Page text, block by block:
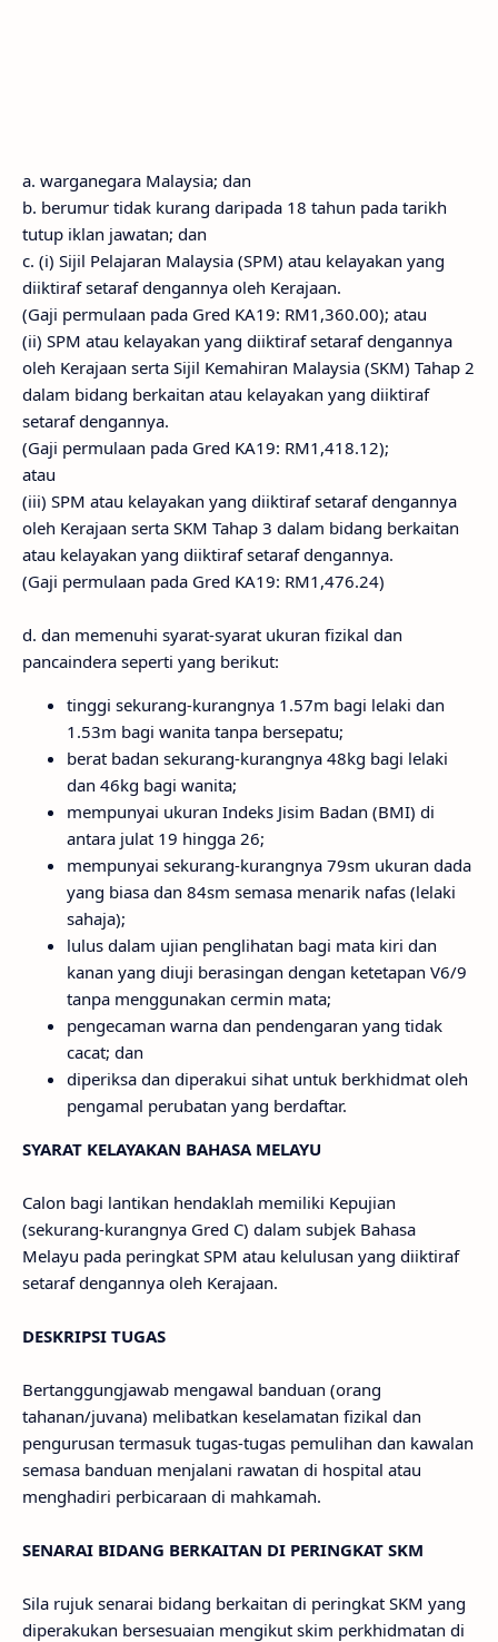
a. warganegara Malaysia; dan
b. berumur tidak kurang daripada 18 tahun pada tarikh
tutup iklan jawatan; dan
c. (i) Sijil Pelajaran Malaysia (SPM) atau kelayakan yang
diiktiraf setaraf dengannya oleh Kerajaan.
(Gaji permulaan pada Gred KA19: RM1,360.00); atau
(ii) SPM atau kelayakan yang diiktiraf setaraf dengannya
oleh Kerajaan serta Sijil Kemahiran Malaysia (SKM) Tahap 2
dalam bidang berkaitan atau kelayakan yang diiktiraf
setaraf dengannya.
(Gaji permulaan pada Gred KA19: RM1,418.12);
atau
(iii) SPM atau kelayakan yang diiktiraf setaraf dengannya
oleh Kerajaan serta SKM Tahap 3 dalam bidang berkaitan
atau kelayakan yang diiktiraf setaraf dengannya.
(Gaji permulaan pada Gred KA19: RM1,476.24)
d. dan memenuhi syarat-syarat ukuran fizikal dan
pancaindera seperti yang berikut:
tinggi sekurang-kurangnya 1.57m bagi lelaki dan
1.53m bagi wanita tanpa bersepatu;
berat badan sekurang-kurangnya 48kg bagi lelaki
dan 46kg bagi wanita;
mempunyai ukuran Indeks Jisim Badan (BMI) di
antara julat 19 hingga 26;
mempunyai sekurang-kurangnya 79sm ukuran dada
yang biasa dan 84sm semasa menarik nafas (lelaki
sahaja);
lulus dalam ujian penglihatan bagi mata kiri dan
kanan yang diuji berasingan dengan ketetapan V6/9
tanpa menggunakan cermin mata;
pengecaman warna dan pendengaran yang tidak
cacat; dan
diperiksa dan diperakui sihat untuk berkhidmat oleh
pengamal perubatan yang berdaftar.
SYARAT KELAYAKAN BAHASA MELAYU
Calon bagi lantikan hendaklah memiliki Kepujian
(sekurang-kurangnya Gred C) dalam subjek Bahasa
Melayu pada peringkat SPM atau kelulusan yang diiktiraf
setaraf dengannya oleh Kerajaan.
DESKRIPSI TUGAS
Bertanggungjawab mengawal banduan (orang
tahanan/juvana) melibatkan keselamatan fizikal dan
pengurusan termasuk tugas-tugas pemulihan dan kawalan
semasa banduan menjalani rawatan di hospital atau
menghadiri perbicaraan di mahkamah.
SENARAI BIDANG BERKAITAN DI PERINGKAT SKM
Sila rujuk senarai bidang berkaitan di peringkat SKM yang
diperakukan bersesuaian mengikut skim perkhidmatan di